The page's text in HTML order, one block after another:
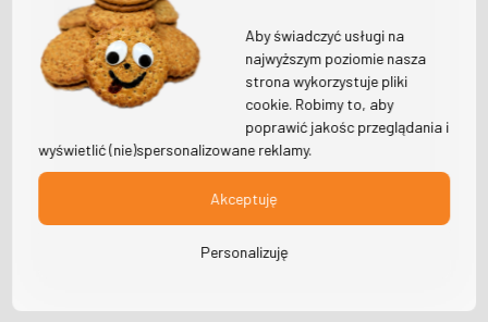
Aby świadczyć usługi na
najwyższym poziomie nasza
strona wykorzystuje pliki
cookie. Robimy to, aby
poprawić jakośc przeglądania i
wyświetlić (nie)spersonalizowane reklamy.
Akceptuję
Personalizuję